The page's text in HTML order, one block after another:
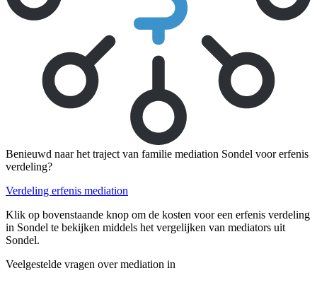
Benieuwd naar het traject van familie mediation Sondel voor erfenis
verdeling?
Verdeling erfenis mediation
Klik op bovenstaande knop om de kosten voor een erfenis verdeling
in Sondel te bekijken middels het vergelijken van mediators uit
Sondel.
Veelgestelde vragen over mediation in